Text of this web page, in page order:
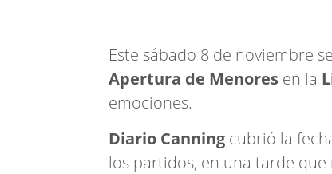
Este sábado 8 de noviembre
Apertura de Menores en la
emociones.
Diario Canning cubrió la
los partidos, en una tarde